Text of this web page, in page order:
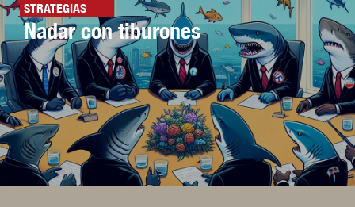
STRATEGIAS
Nadar con tiburones